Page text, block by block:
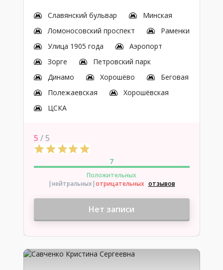
Славянский бульвар
Минская
Ломоносовский проспект
Раменки
Улица 1905 года
Аэропорт
Зорге
Петровский парк
Динамо
Хорошёво
Беговая
Полежаевская
Хорошёвская
ЦСКА
5 / 5
7
Положительных
|нейтральных|отрицательных отзывов
Нет записи